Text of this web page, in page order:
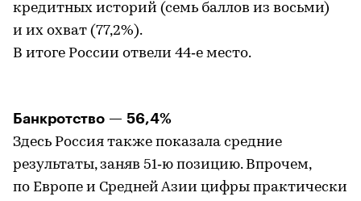
кредитных историй (семь баллов из восьми)
и их охват (77,2%).
В итоге России отвели 44‑е место.
Банкротство — 56,4%
Здесь Россия также показала средние
результаты, заняв 51‑ю позицию. Впрочем,
по Европе и Средней Азии цифры практически